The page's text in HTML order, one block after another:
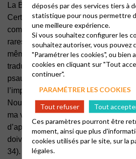
La Bible ne me donne pas le mode
Certes, il s’y trouve des paroles
compréhensibles mais tout compte
rares. Nous interprétons
en
même lorsque nous ne nous en
traducteur lui-même est interprète.
psaumes dans trois traductions
l’impression de lire trois poèmes
NouveauTestament ne me donne
ma vie. Sinon, je ne serais pas
d’après un verset écrit par l’apôtre
doivent se taire dans les
34).
déposés par des services tiers à
statistique pour nous permettre
une meilleure expérience.
Si vous souhaitez configurer les
souhaitez autoriser, vous pouvez
"Paramétrer les cookies", ou bien
cookies en cliquant sur "Tout
continuer".
PARAMÉTRER LES COOKIES
Tout refuser
Tout
Ces paramètres pourront être
moment, ainsi que plus
cookies utilisés par le site, sur la
légales.